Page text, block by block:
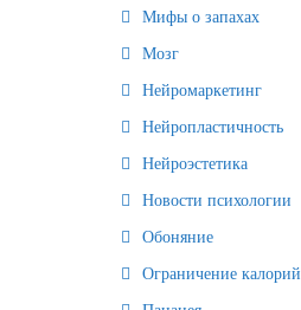
Мифы о запахах
Мозг
Нейромаркетинг
Нейропластичность
Нейроэстетика
Новости психологии
Обоняние
Ограничение калорий